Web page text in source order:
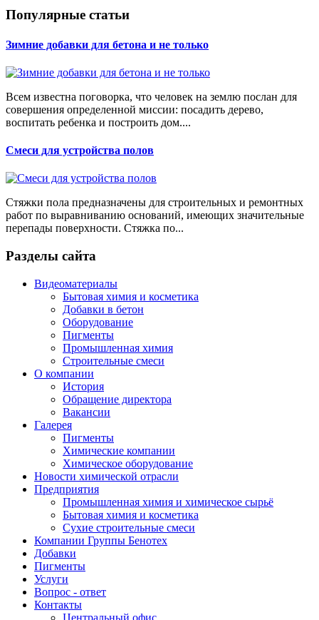
Популярные статьи
Зимние добавки для бетона и не только
Всем известна поговорка, что человек на землю послан для
совершения определенной миссии: посадить дерево,
воспитать ребенка и построить дом....
Смеси для устройства полов
Стяжки пола предназначены для строительных и ремонтных
работ по выравниванию оснований, имеющих значительные
перепады поверхности. Стяжка по...
Разделы сайта
Видеоматериалы
Бытовая химия и косметика
Добавки в бетон
Оборудование
Пигменты
Промышленная химия
Строительные смеси
О компании
История
Обращение директора
Вакансии
Галерея
Пигменты
Химические компании
Химическое оборудование
Новости химической отрасли
Предприятия
Промышленная химия и химическое сырьё
Бытовая химия и косметика
Сухие строительные смеси
Компании Группы Бенотех
Добавки
Пигменты
Услуги
Вопрос - ответ
Контакты
Центральный офис